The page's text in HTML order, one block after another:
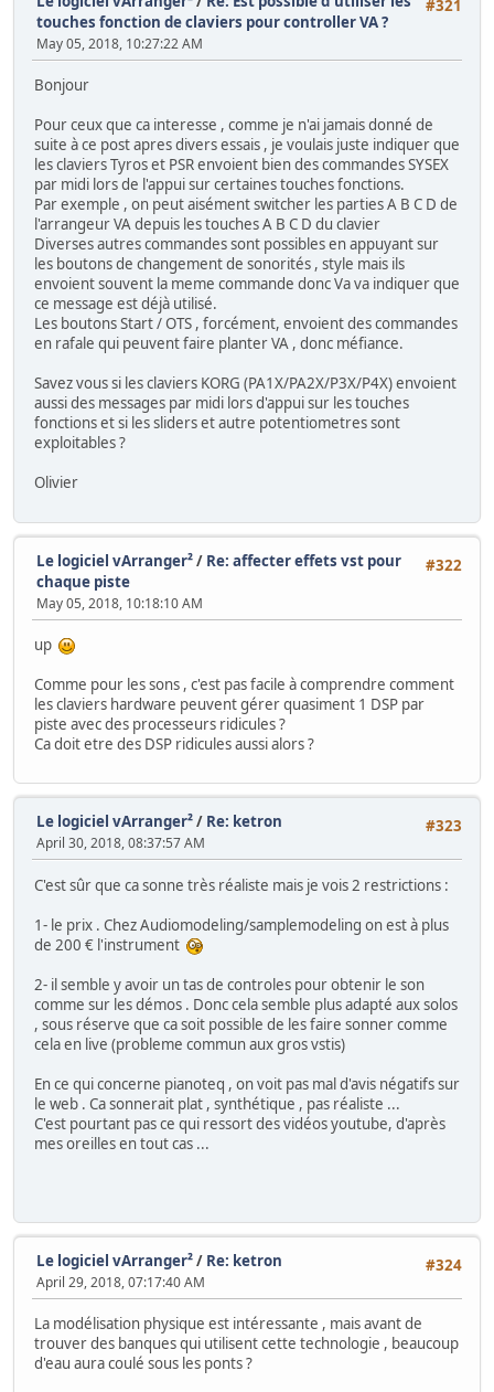
#321
touches fonction de claviers pour controller VA ?
May 05, 2018, 10:27:22 AM
Bonjour
Pour ceux que ca interesse , comme je n'ai jamais donné de
suite à ce post apres divers essais , je voulais juste indiquer que
les claviers Tyros et PSR envoient bien des commandes SYSEX
par midi lors de l'appui sur certaines touches fonctions.
Par exemple , on peut aisément switcher les parties A B C D de
l'arrangeur VA depuis les touches A B C D du clavier
Diverses autres commandes sont possibles en appuyant sur
les boutons de changement de sonorités , style mais ils
envoient souvent la meme commande donc Va va indiquer que
ce message est déjà utilisé.
Les boutons Start / OTS , forcément, envoient des commandes
en rafale qui peuvent faire planter VA , donc méfiance.
Savez vous si les claviers KORG (PA1X/PA2X/P3X/P4X) envoient
aussi des messages par midi lors d'appui sur les touches
fonctions et si les sliders et autre potentiometres sont
exploitables ?
Olivier
#322
Le logiciel vArranger²/ Re: affecter effets vst pour
chaque piste
May 05, 2018, 10:18:10 AM
up
Comme pour les sons , c'est pas facile à comprendre comment
les claviers hardware peuvent gérer quasiment 1 DSP par
piste avec des processeurs ridicules ?
Ca doit etre des DSP ridicules aussi alors ?
#323
Le logiciel vArranger²/ Re: ketron
April 30, 2018, 08:37:57 AM
C'est sûr que ca sonne très réaliste mais je vois 2 restrictions :
1- le prix . Chez Audiomodeling/samplemodeling on est à plus
de 200 € l'instrument
2- il semble y avoir un tas de controles pour obtenir le son
comme sur les démos . Donc cela semble plus adapté aux solos
, sous réserve que ca soit possible de les faire sonner comme
cela en live (probleme commun aux gros vstis)
En ce qui concerne pianoteq , on voit pas mal d'avis négatifs sur
le web . Ca sonnerait plat , synthétique , pas réaliste ...
C'est pourtant pas ce qui ressort des vidéos youtube, d'après
mes oreilles en tout cas ...
#324
Le logiciel vArranger²/ Re: ketron
April 29, 2018, 07:17:40 AM
La modélisation physique est intéressante , mais avant de
trouver des banques qui utilisent cette technologie , beaucoup
d'eau aura coulé sous les ponts ?